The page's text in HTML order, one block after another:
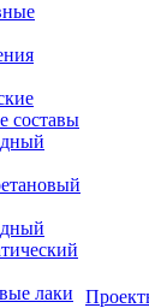
составы
лаки